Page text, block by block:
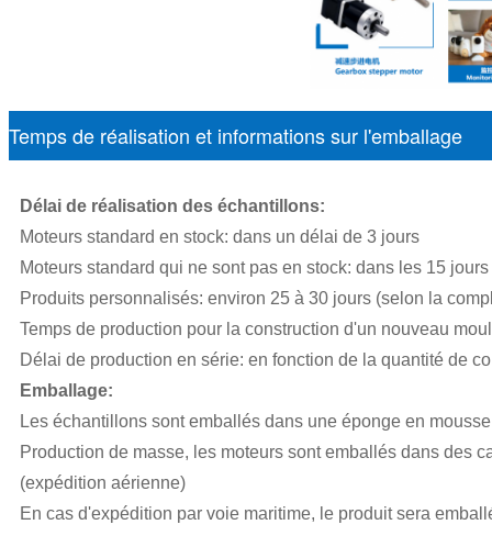
Temps de réalisation et informations sur l'emballage
Délai de réalisation des échantillons:
Moteurs standard en stock: dans un délai de 3 jours
Moteurs standard qui ne sont pas en stock: dans les 15 jours
Produits personnalisés: environ 25 à 30 jours (selon la
Temps de production pour la construction d'un nouveau
Délai de production en série: en fonction de la quantité de
Emballage:
Les échantillons sont emballés dans une éponge en
Production de masse, les moteurs sont emballés dans des
(expédition aérienne)
En cas d'expédition par voie maritime, le produit sera